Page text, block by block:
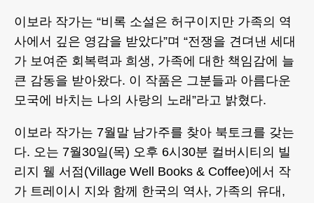
이보라 작가는 “비록 소설은 허구이지만 가족의 역
사에서 깊은 영감을 받았다”며 “전쟁을 견뎌낸 세대
가 보여준 회복력과 희생, 가족에 대한 책임감에 늘
큰 감동을 받아왔다. 이 작품은 그분들과 아름다운
모국에 바치는 나의 사랑의 노래”라고 밝혔다.
이보라 작가는 7월말 남가주를 찾아 북토크를 갖는
다. 오는 7월30일(목) 오후 6시30분 컬버시티의 빌
리지 웰 서점(Village Well Books & Coffee)에서 작
가 트레이시 지와 함께 한국의 역사, 가족의 유대,